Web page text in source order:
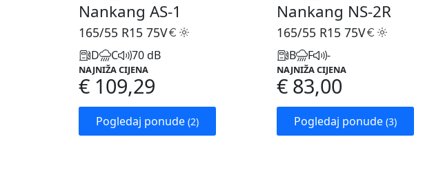
Nankang AS-1
165/55 R15 75V
D C 70 dB
NAJNIŽA CIJENA
€ 109,29
Pogledaj ponude (2)
Nankang NS-2R
165/55 R15 75V
B F -
NAJNIŽA CIJENA
€ 83,00
Pogledaj ponude (3)